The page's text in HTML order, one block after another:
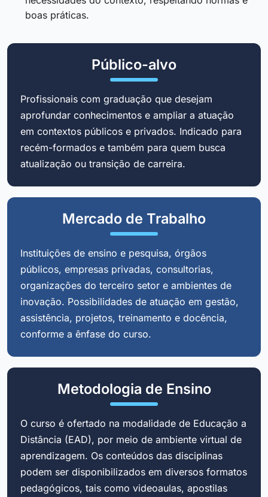
boas práticas.
Público-alvo
Profissionais com graduação que desejam
aprofundar conhecimentos e ampliar a atuação
em contextos públicos e privados. Indicado para
recém-formados e também para quem busca
atualização ou transição de carreira.
Mercado de Trabalho
Instituições de ensino e pesquisa, órgãos
públicos, empresas privadas, consultorias,
organizações do terceiro setor e ambientes de
inovação. Possibilidades de atuação em gestão,
assistência, projetos, treinamento e docência,
conforme a ênfase do curso.
Metodologia de Ensino
O curso é ofertado na modalidade de Educação a
Distância (EAD), por meio de ambiente virtual de
aprendizagem. Os conteúdos das disciplinas
podem ser disponibilizados em diversos formatos
pedagógicos, tais como videoaulas, apostilas